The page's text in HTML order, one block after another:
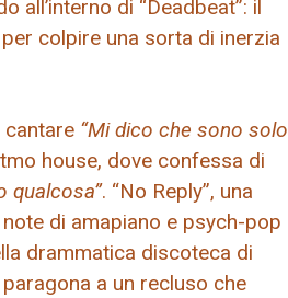
all’interno di “Deadbeat”: il
colpire una sorta di inerzia
cantare “Mi dico che sono solo
house, dove confessa di
qualcosa”. “No Reply”, una
di amapiano e psych-pop
drammatica discoteca di
a un recluso che